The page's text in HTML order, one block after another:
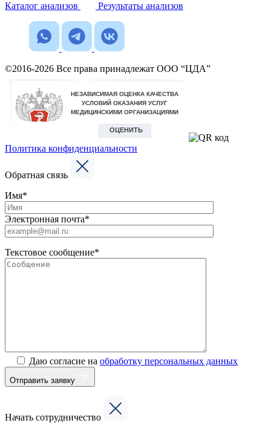
Каталог анализов
Результаты анализов
©2016-2026 Все права принадлежат ООО “ЦДА”
Политика конфиденциальности
Обратная связь
Имя*
Электронная почта*
Текстовое сообщение*
Даю согласие на обработку персональных данных
Отправить заявку
Начать сотрудничество